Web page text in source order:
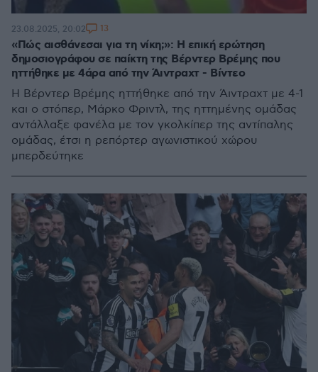
«Πώς αισθάνεσαι για τη νίκη;»: Η επική ερώτηση
δημοσιογράφου σε παίκτη της Βέρντερ Βρέμης που
ηττήθηκε με 4άρα από την Άιντραχτ - Βίντεο
Η Βέρντερ Βρέμης ηττήθηκε από την Άιντραχτ με 4-1
και ο στόπερ, Μάρκο Φριντλ, της ηττημένης ομάδας
αντάλλαξε φανέλα με τον γκολκίπερ της αντίπαλης
ομάδας, έτσι η ρεπόρτερ αγωνιστικού χώρου
μπερδεύτηκε
23.08.2025, 20:02 13